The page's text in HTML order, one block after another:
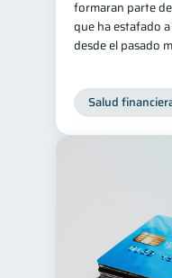
formaran parte
que ha estafado
desde el pasado
Salud